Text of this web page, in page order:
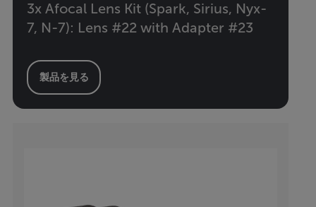
3x Afocal Lens Kit (Spark, Sirius, Nyx-
7, N-7): Lens #22 with Adapter #23
製品を見る